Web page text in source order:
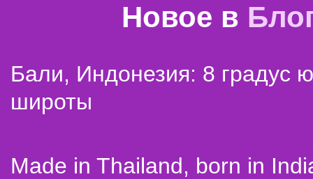
Новое в
Бали, Индонезия: 8 градус
широты
Made in Thailand, born in